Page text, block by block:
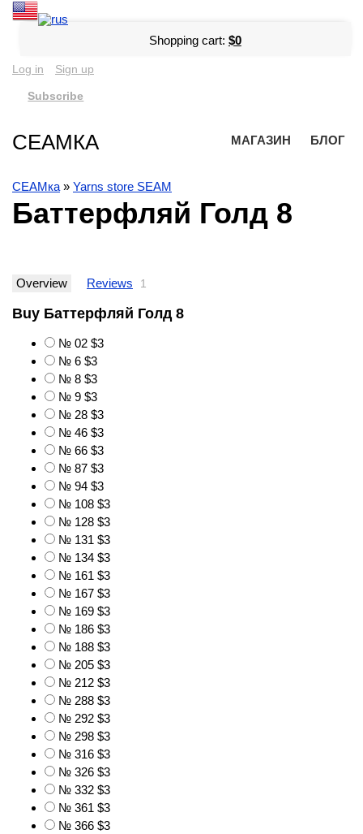
Shopping cart: $0
Log in Sign up
Subscribe
СЕАМКА МАГАЗИН БЛОГ
СЕАМка » Yarns store SEAM
Баттерфляй Голд 8
Overview Reviews 1
Buy Баттерфляй Голд 8
№ 02 $3
№ 6 $3
№ 8 $3
№ 9 $3
№ 28 $3
№ 46 $3
№ 66 $3
№ 87 $3
№ 94 $3
№ 108 $3
№ 128 $3
№ 131 $3
№ 134 $3
№ 161 $3
№ 167 $3
№ 169 $3
№ 186 $3
№ 188 $3
№ 205 $3
№ 212 $3
№ 288 $3
№ 292 $3
№ 298 $3
№ 316 $3
№ 326 $3
№ 332 $3
№ 361 $3
№ 366 $3